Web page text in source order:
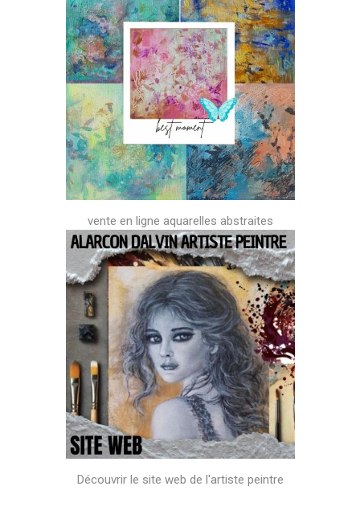
vente en ligne aquarelles abstraites
Découvrir le site web de l'artiste peintre